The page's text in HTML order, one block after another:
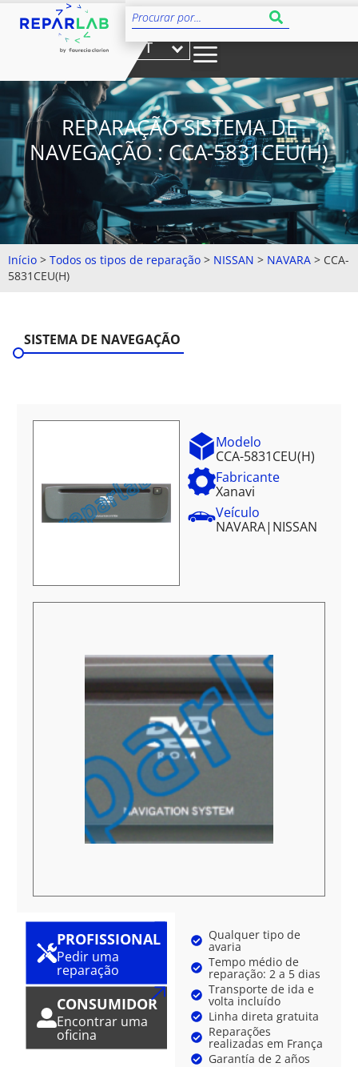
PT
REPARAÇÃO SISTEMA DE
NAVEGAÇÃO : CCA-5831CEU(H)
Início > Todos os tipos de reparação > NISSAN > NAVARA > CCA-
5831CEU(H)
SISTEMA DE NAVEGAÇÃO
Modelo
CCA-5831CEU(H)
Fabricante
Xanavi
Veículo
NAVARA| NISSAN
PROFISSIONAL
Pedir uma
reparação
CONSUMIDOR
Encontrar uma
oficina
Qualquer tipo de
avaria
Tempo médio de
reparação: 2 a 5 dias
Transporte de ida e
volta incluído
Linha direta gratuita
Reparações
realizadas em França
Garantía de 2 años